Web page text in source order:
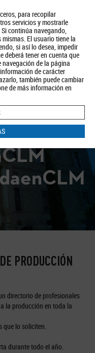
para recopilar
servicios y mostrarle
continúa navegando,
El usuario tiene la
si así lo desea, impedir
deberá tener en cuenta que
de la página
de carácter
también puede cambiar
de más información en
de Privacidad Aviso Legal
Política de Cookies
BUSCAR
PRODUCCIÓN
directorio de profesionales
la producción en toda la
que lo soliciten.
durante todo el año.